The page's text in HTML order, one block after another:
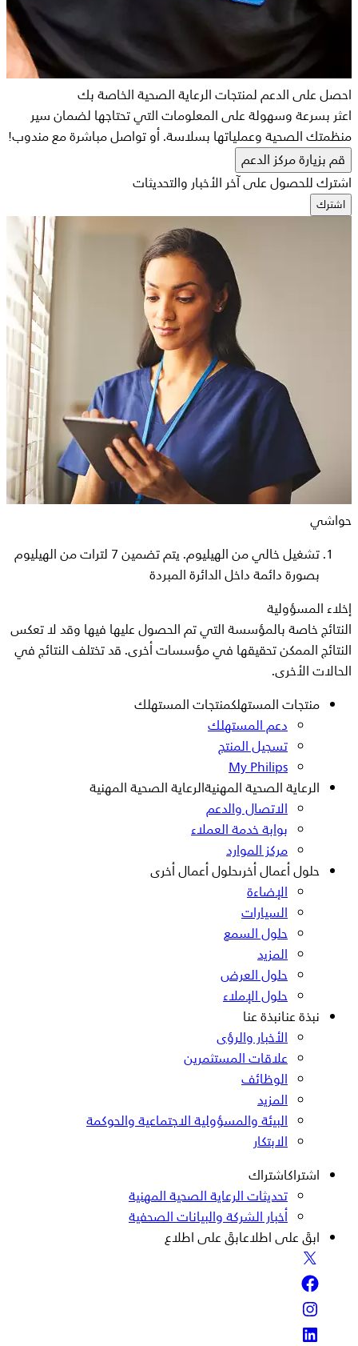
احصل على الدعم لمنتجات الرعاية الصحية الخاصة بك
اعثر بسرعة وسهولة على المعلومات التي تحتاجها لضمان سير
منظمتك الصحية وعملياتها بسلاسة. أو تواصل مباشرة مع مندوب!
قم بزيارة مركز الدعم
اشترك للحصول على آخر الأخبار والتحديثات
اشترك
حواشي
تشغيل خالي من الهيليوم. يتم تضمين 7 لترات من الهيليوم
بصورة دائمة داخل الدائرة المبردة
إخلاء المسؤولية
النتائج خاصة بالمؤسسة التي تم الحصول عليها فيها وقد لا تعكس
النتائج الممكن تحقيقها في مؤسسات أخرى. قد تختلف النتائج في
الحالات الأخرى.
منتجات المستهلكمنتجات المستهلك
دعم المستهلك
تسجيل المنتج
My Philips
الرعاية الصحية المهنيةالرعاية الصحية المهنية
الاتصال والدعم
بوابة خدمة العملاء
مركز الموارد
حلول أعمال أخرىحلول أعمال أخرى
الإضاءة
السيارات
حلول السمع
المزيد
حلول العرض
حلول الإملاء
نبذة عنانبذة عنا
الأخبار والرؤى
علاقات المستثمرين
الوظائف
المزيد
البيئة والمسؤولية الاجتماعية والحوكمة
الابتكار
اشتراكاشتراك
تحديثات الرعاية الصحية المهنية
أخبار الشركة والبيانات الصحفية
ابقَ على اطلاعابقَ على اطلاع